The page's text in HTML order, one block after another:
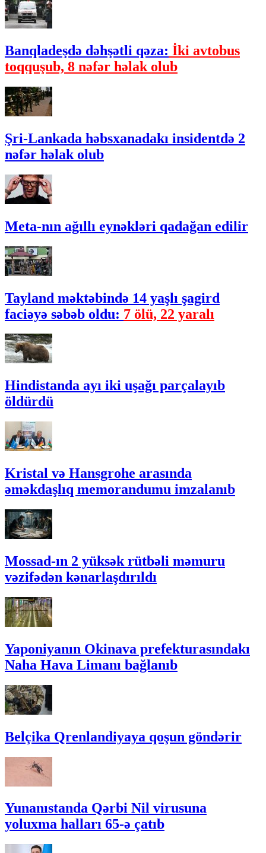
Banqladeşdə dəhşətli qəza: İki avtobus
toqquşub, 8 nəfər həlak olub
Şri-Lankada həbsxanadakı insidentdə 2
nəfər həlak olub
Meta-nın ağıllı eynəkləri qadağan edilir
Tayland məktəbində 14 yaşlı şagird
faciəyə səbəb oldu: 7 ölü, 22 yaralı
Hindistanda ayı iki uşağı parçalayıb
öldürdü
Kristal və Hansgrohe arasında
əməkdaşlıq memorandumu imzalanıb
Mossad-ın 2 yüksək rütbəli məmuru
vəzifədən kənarlaşdırıldı
Yaponiyanın Okinava prefekturasındakı
Naha Hava Limanı bağlanıb
Belçika Qrenlandiyaya qoşun göndərir
Yunanıstanda Qərbi Nil virusuna
yoluxma halları 65-ə çatıb